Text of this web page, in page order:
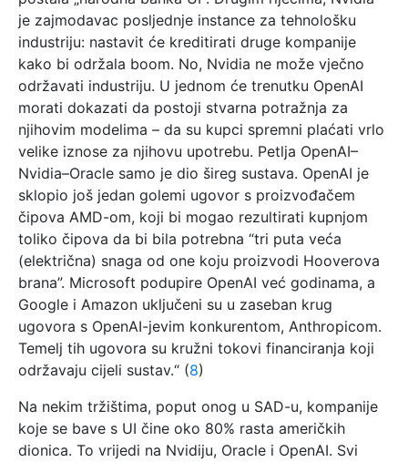
je zajmodavac posljednje instance za tehnološku
industriju: nastavit će kreditirati druge kompanije
kako bi održala boom. No, Nvidia ne može vječno
održavati industriju. U jednom će trenutku OpenAI
morati dokazati da postoji stvarna potražnja za
njihovim modelima – da su kupci spremni plaćati vrlo
velike iznose za njihovu upotrebu. Petlja OpenAI–
Nvidia–Oracle samo je dio šireg sustava. OpenAI je
sklopio još jedan golemi ugovor s proizvođačem
čipova AMD-om, koji bi mogao rezultirati kupnjom
toliko čipova da bi bila potrebna “tri puta veća
(električna) snaga od one koju proizvodi Hooverova
brana”. Microsoft podupire OpenAI već godinama, a
Google i Amazon uključeni su u zaseban krug
ugovora s OpenAI-jevim konkurentom, Anthropicom.
Temelj tih ugovora su kružni tokovi financiranja koji
održavaju cijeli sustav.“ (8)
Na nekim tržištima, poput onog u SAD-u, kompanije
koje se bave s UI čine oko 80% rasta američkih
dionica. To vrijedi na Nvidiju, Oracle i OpenAI. Svi